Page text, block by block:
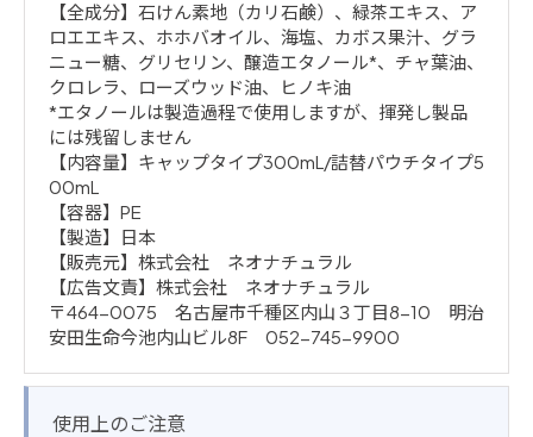
【全成分】石けん素地（カリ石鹸）、緑茶エキス、ア
ロエエキス、ホホバオイル、海塩、カボス果汁、グラ
ニュー糖、グリセリン、醸造エタノール*、チャ葉油、
クロレラ、ローズウッド油、ヒノキ油
*エタノールは製造過程で使用しますが、揮発し製品
には残留しません
【内容量】キャップタイプ300mL/詰替パウチタイプ5
00mL
【容器】PE
【製造】日本
【販売元】株式会社 ネオナチュラル
【広告文責】株式会社 ネオナチュラル
〒464-0075 名古屋市千種区内山３丁目8-10 明治
安田生命今池内山ビル8F 052-745-9900
使用上のご注意